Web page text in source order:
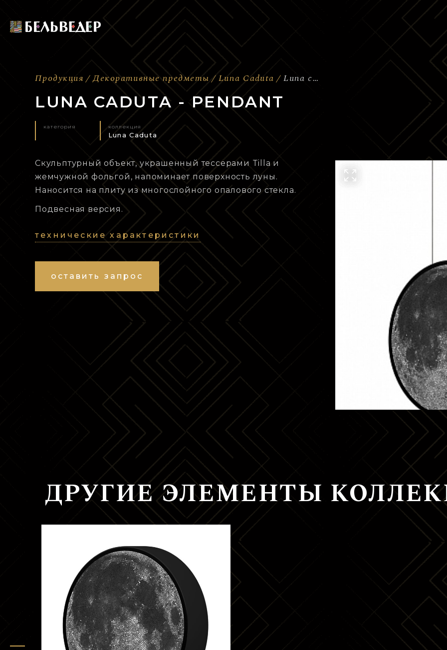
Продукция Декоративные предметы Luna Caduta Luna caduta - Pendant
LUNA CADUTA - PENDANT
категория коллекция
Luna Caduta
Скульптурный объект, украшенный тессерами Tilla и
жемчужной фольгой, напоминает поверхность луны.
Наносится на плиту из многослойного опалового стекла.
Подвесная версия.
технические характеристики
ДРУГИЕ ЭЛЕМЕНТЫ